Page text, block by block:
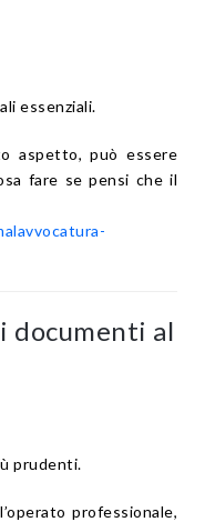
essenziali.
aspetto, può essere
fare se pensi che il
documenti al
prudenti.
professionale,